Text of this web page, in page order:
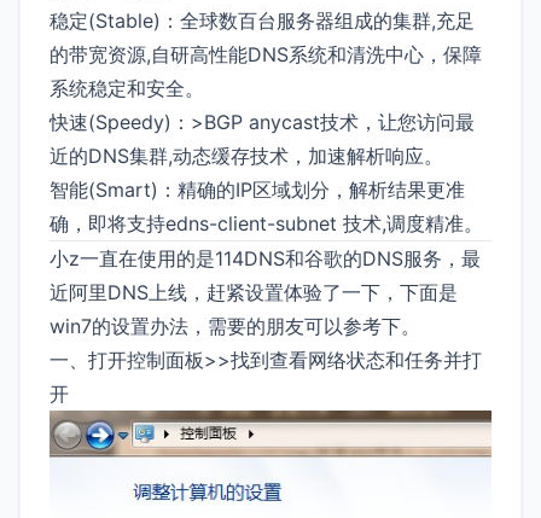
稳定(Stable)：全球数百台服务器组成的集群,充足
的带宽资源,自研高性能DNS系统和清洗中心，保障
系统稳定和安全。
快速(Speedy)：>BGP anycast技术，让您访问最
近的DNS集群,动态缓存技术，加速解析响应。
智能(Smart)：精确的IP区域划分，解析结果更准
确，即将支持edns-client-subnet 技术,调度精准。
小z一直在使用的是114DNS和谷歌的DNS服务，最
近阿里DNS上线，赶紧设置体验了一下，下面是
win7的设置办法，需要的朋友可以参考下。
一、打开控制面板>>找到查看网络状态和任务并打
开